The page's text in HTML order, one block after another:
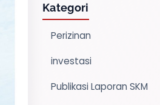
Kategori
Perizinan
investasi
Publikasi Laporan SKM